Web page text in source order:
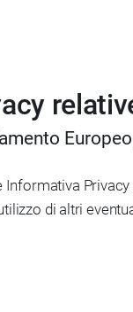
Informativa
di altri